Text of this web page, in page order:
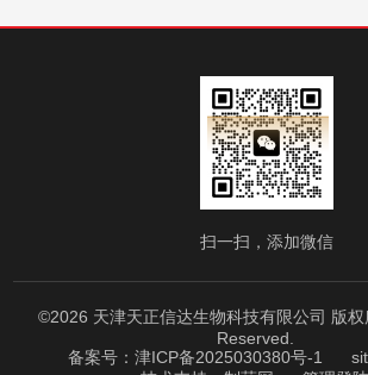
扫一扫，添加微信
©2026 天津天正信达生物科技有限公司 版
Reserved.
备案号：津ICP备2025030380号-1